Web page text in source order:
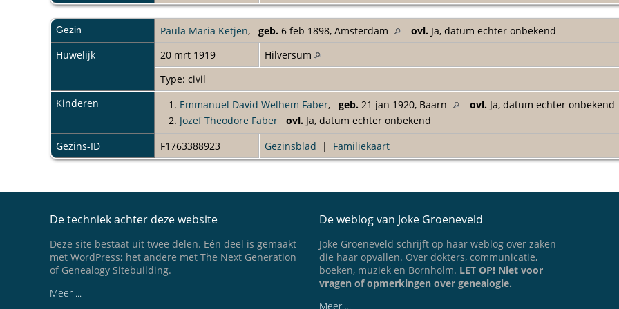
Gezin Paula Maria Ketjen, geb. 6 feb 1898, Amsterdam ovl. Ja, datum echter onbekend
Huwelijk
20 mrt 1919
Hilversum
Type: civil
Kinderen
1. Emmanuel David Welhem Faber, geb. 21 jan 1920, Baarn ovl. Ja, datum echter onbekend
2. Jozef Theodore Faber ovl. Ja, datum echter onbekend
Gezins-ID
F1763388923 Gezinsblad | Familiekaart
De techniek achter deze website
Deze site bestaat uit twee delen. Eén deel is gemaakt
met WordPress; het andere met The Next Generation
of Genealogy Sitebuilding.
Meer ...
De weblog van Joke Groeneveld
Joke Groeneveld schrijft op haar weblog over zaken
die haar opvallen. Over dokters, communicatie,
boeken, muziek en Bornholm. LET OP! Niet voor
vragen of opmerkingen over genealogie.
Meer ...